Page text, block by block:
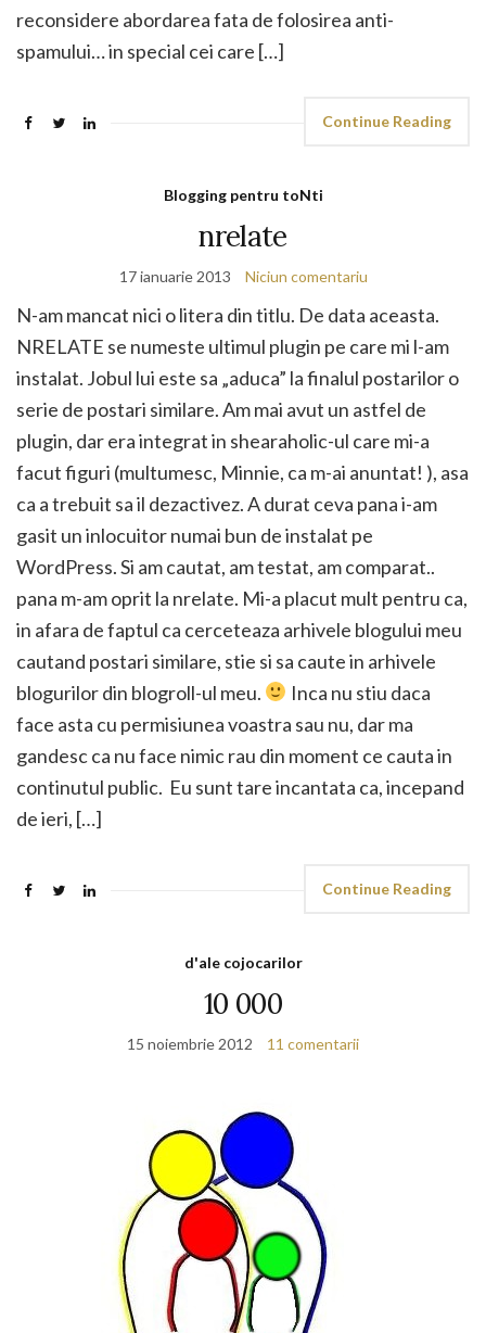
reconsidere abordarea fata de folosirea anti-
spamului… in special cei care […]
Continue Reading
Blogging pentru toNti
nrelate
17 ianuarie 2013 Niciun comentariu
N-am mancat nici o litera din titlu. De data aceasta.
NRELATE se numeste ultimul plugin pe care mi l-am
instalat. Jobul lui este sa „aduca” la finalul postarilor o
serie de postari similare. Am mai avut un astfel de
plugin, dar era integrat in shearaholic-ul care mi-a
facut figuri (multumesc, Minnie, ca m-ai anuntat! ), asa
ca a trebuit sa il dezactivez. A durat ceva pana i-am
gasit un inlocuitor numai bun de instalat pe
WordPress. Si am cautat, am testat, am comparat..
pana m-am oprit la nrelate. Mi-a placut mult pentru ca,
in afara de faptul ca cerceteaza arhivele blogului meu
cautand postari similare, stie si sa caute in arhivele
blogurilor din blogroll-ul meu.
Inca nu stiu daca
face asta cu permisiunea voastra sau nu, dar ma
gandesc ca nu face nimic rau din moment ce cauta in
continutul public. Eu sunt tare incantata ca, incepand
de ieri, […]
Continue Reading
d'ale cojocarilor
10 000
15 noiembrie 2012 11 comentarii